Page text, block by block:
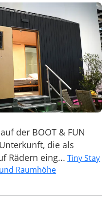
der BOOT & FUN
die als
Rädern eing... Tiny Stay
Raumhöhe